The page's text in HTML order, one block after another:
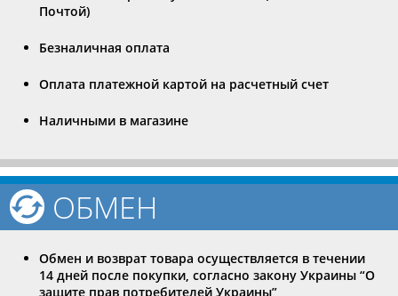
Почтой)
Безналичная оплата
Оплата платежной картой на расчетный счет
Наличными в магазине
ОБМЕН
Обмен и возврат товара осуществляется в течении
14 дней после покупки, согласно закону Украины “О
защите прав потребителей Украины”